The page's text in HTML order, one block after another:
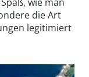
die Art
legitimiert